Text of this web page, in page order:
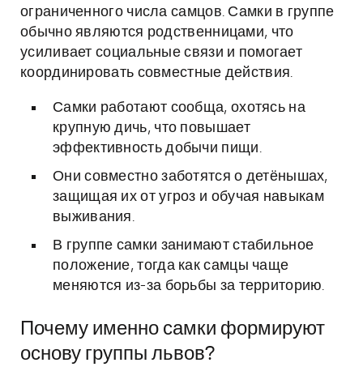
ограниченного числа самцов. Самки в группе
обычно являются родственницами, что
усиливает социальные связи и помогает
координировать совместные действия.
Самки работают сообща, охотясь на
крупную дичь, что повышает
эффективность добычи пищи.
Они совместно заботятся о детёнышах,
защищая их от угроз и обучая навыкам
выживания.
В группе самки занимают стабильное
положение, тогда как самцы чаще
меняются из-за борьбы за территорию.
Почему именно самки формируют
основу группы львов?